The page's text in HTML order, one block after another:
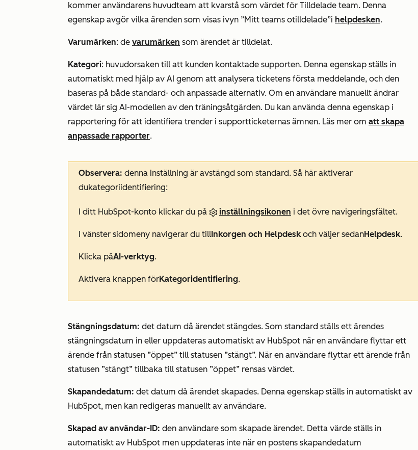
kommer användarens huvudteam att kvarstå som värdet för Tilldelade team. Denna
egenskap avgör vilka ärenden som visas ivyn ”Mitt teams otilldelade”i helpdesken.
Varumärken: de varumärken som ärendet är tilldelat.
Kategori: huvudorsaken till att kunden kontaktade supporten. Denna egenskap ställs in
automatiskt med hjälp av AI genom att analysera ticketens första meddelande, och den
baseras på både standard- och anpassade alternativ. Om en användare manuellt ändrar
värdet lär sig AI-modellen av den träningsåtgärden. Du kan använda denna egenskap i
rapportering för att identifiera trender i supportticketernas ämnen. Läs mer om att skapa
anpassade rapporter.
Observera: denna inställning är avstängd som standard. Så här aktiverar
dukategoriidentifiering:
I ditt HubSpot-konto klickar du på inställningsikonen i det övre navigeringsfältet.
I vänster sidomeny navigerar du till Inkorgen och Helpdeskoch väljer sedanHelpdesk.
Klicka påAI-verktyg.
Aktivera knappen förKategoridentifiering.
Stängningsdatum: det datum då ärendet stängdes. Som standard ställs ett ärendes
stängningsdatum in eller uppdateras automatiskt av HubSpot när en användare flyttar ett
ärende från statusen ”öppet” till statusen ”stängt”. När en användare flyttar ett ärende från
statusen ”stängt” tillbaka till statusen ”öppet” rensas värdet.
Skapandedatum: det datum då ärendet skapades. Denna egenskap ställs in automatiskt av
HubSpot, men kan redigeras manuellt av användare.
Skapad av användar-ID: den användare som skapade ärendet. Detta värde ställs in
automatiskt av HubSpot men uppdateras inte när en postens skapandedatum